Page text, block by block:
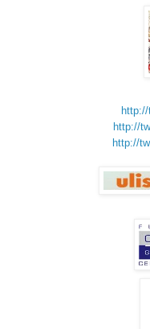
http://
http://